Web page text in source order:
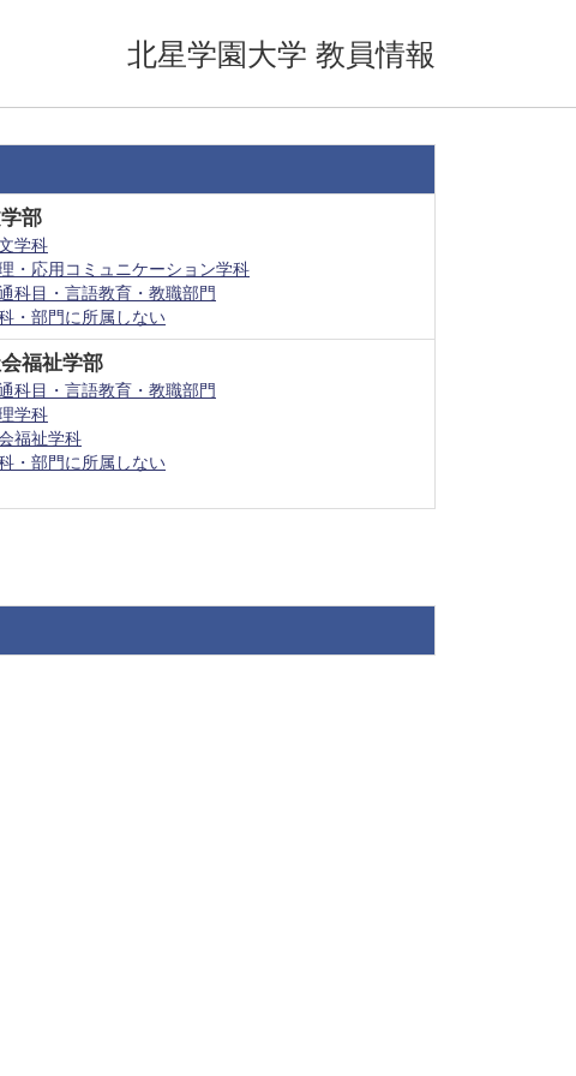
北星学園大学 教員情報
部
学科
・応用コミュニケーション学科
科目・言語教育・教職部門
・部門に所属しない
福祉学部
科目・言語教育・教職部門
学科
福祉学科
・部門に所属しない